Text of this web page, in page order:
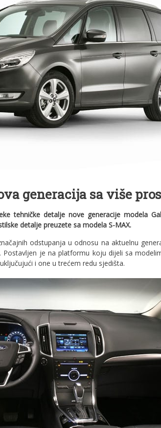
generacija sa više
tehničke detalje nove generacije modela
detalje preuzete sa modela S-MAX.
odstupanja u odnosu na aktuelnu
je na platformu koju dijeli sa
i one u trećem redu sjedišta.